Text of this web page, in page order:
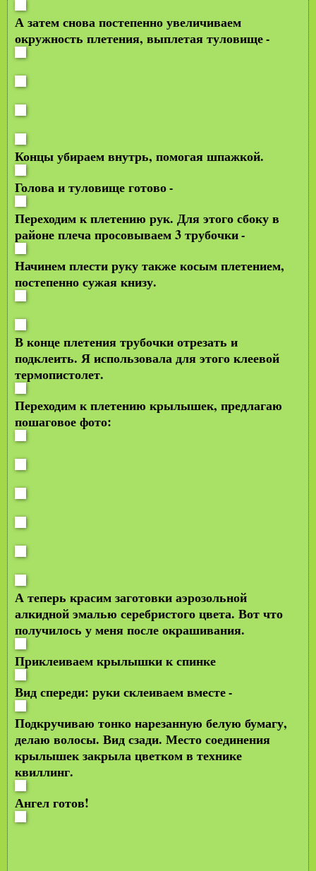
А затем снова постепенно увеличиваем
окружность плетения, выплетая туловище -
Концы убираем внутрь, помогая шпажкой.
Голова и туловище готово -
Переходим к плетению рук. Для этого сбоку в
районе плеча просовываем 3 трубочки -
Начинем плести руку также косым плетением,
постепенно сужая книзу.
В конце плетения трубочки отрезать и
подклеить. Я использовала для этого клеевой
термопистолет.
Переходим к плетению крылышек, предлагаю
пошаговое фото:
А теперь красим заготовки аэрозольной
алкидной эмалью серебристого цвета. Вот что
получилось у меня после окрашивания.
Приклеиваем крылышки к спинке
Вид спереди: руки склеиваем вместе -
Подкручиваю тонко нарезанную белую бумагу,
делаю волосы. Вид сзади. Место соединения
крылышек закрыла цветком в технике
квиллинг.
Ангел готов!